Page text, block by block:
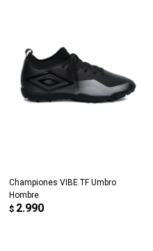
Championes VIBE TF Umbro
Hombre
$ 2.990